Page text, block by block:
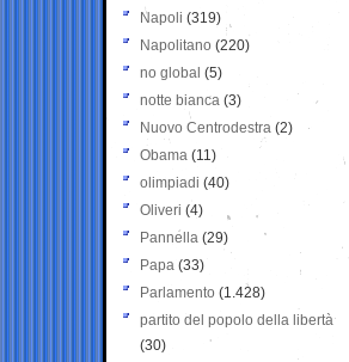
Napoli (319)
Napolitano (220)
no global (5)
notte bianca (3)
Nuovo Centrodestra (2)
Obama (11)
olimpiadi (40)
Oliveri (4)
Pannella (29)
Papa (33)
Parlamento (1.428)
partito del popolo della libertà
(30)